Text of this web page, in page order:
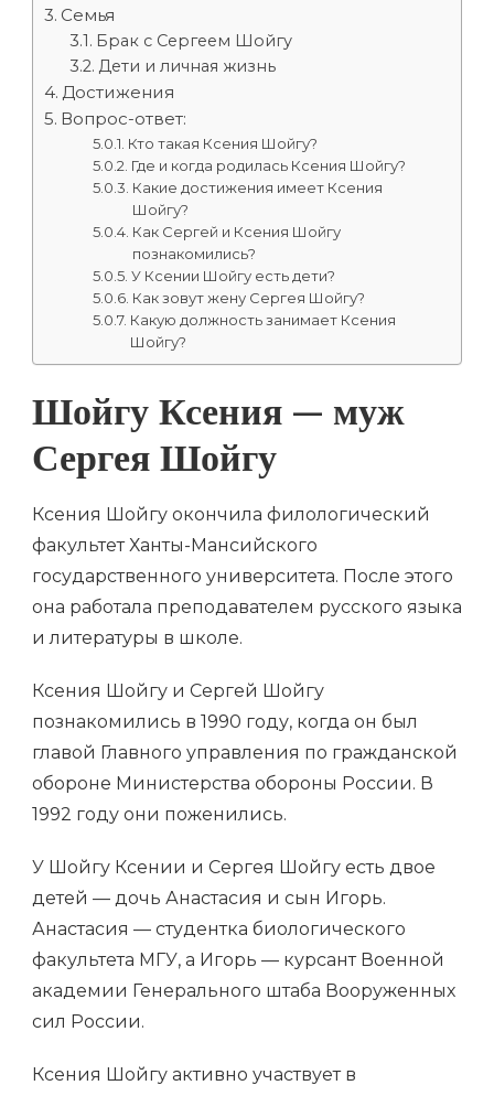
Семья
Брак с Сергеем Шойгу
Дети и личная жизнь
Достижения
Вопрос-ответ:
Кто такая Ксения Шойгу?
Где и когда родилась Ксения Шойгу?
Какие достижения имеет Ксения
Шойгу?
Как Сергей и Ксения Шойгу
познакомились?
У Ксении Шойгу есть дети?
Как зовут жену Сергея Шойгу?
Какую должность занимает Ксения
Шойгу?
Шойгу Ксения — муж
Сергея Шойгу
Ксения Шойгу окончила филологический
факультет Ханты-Мансийского
государственного университета. После этого
она работала преподавателем русского языка
и литературы в школе.
Ксения Шойгу и Сергей Шойгу
познакомились в 1990 году, когда он был
главой Главного управления по гражданской
обороне Министерства обороны России. В
1992 году они поженились.
У Шойгу Ксении и Сергея Шойгу есть двое
детей — дочь Анастасия и сын Игорь.
Анастасия — студентка биологического
факультета МГУ, а Игорь — курсант Военной
академии Генерального штаба Вооруженных
сил России.
Ксения Шойгу активно участвует в